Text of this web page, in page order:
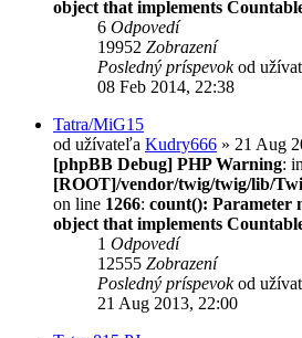
object that implements
6 Odpovedí
19952 Zobrazení
Posledný príspevokod
08 Feb 2014, 22:38
Tatra/MiG15
od užívateľa Kudry666 » 21 Aug
[phpBB Debug] PHP Warning:
[ROOT]/vendor/twig/twig/lib/
on line 1266: count(): Parameter
object that implements
1 Odpovedí
12555 Zobrazení
Posledný príspevokod
21 Aug 2013, 22:00